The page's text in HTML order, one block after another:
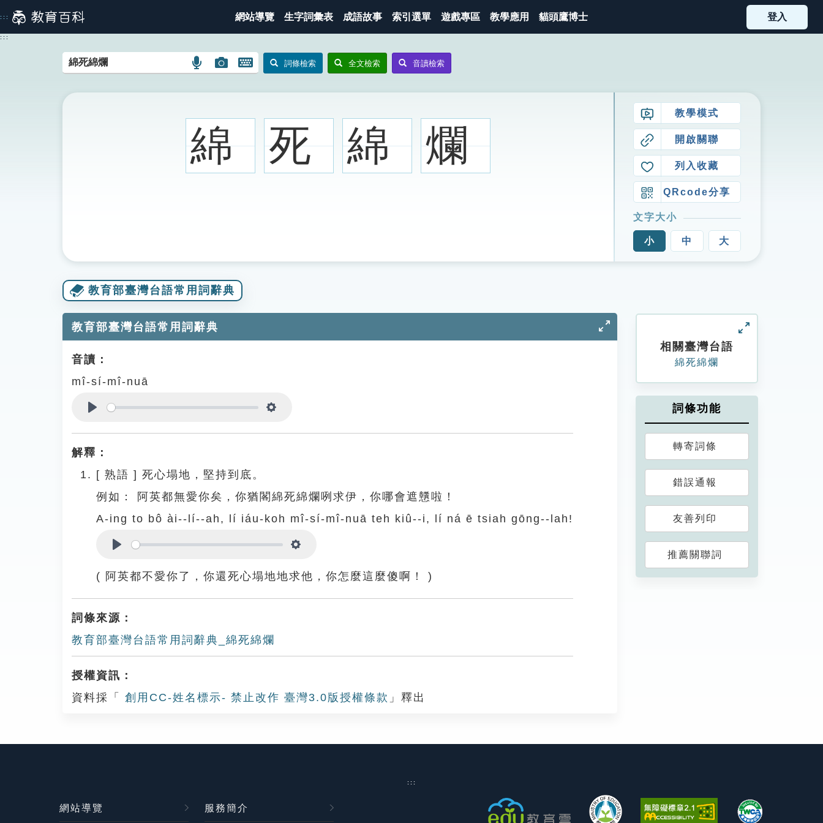
到
主
::: 網站導覽 生字詞彙表 成語故事 索引選單 遊戲專區 教學應用 貓頭鷹博士 登入
:::
語
搜
圖
示
圖
搜
圖
示
開
鍵
圖
詞條檢索 全文檢索 音讀檢索
綿 死 綿 爛
教學模式
開啟關聯
列入收藏
QRcode分享
文字大小
小 中 大
教育部臺灣台語常用詞辭典
教育部臺灣台語常用詞辭典
音讀：
mî-sí-mî-nuā
解釋：
[ 熟語 ] 死心塌地，堅持到底。
例如：
阿英都無愛你矣，你猶閣綿死綿爛咧求伊，你哪會遮戇啦！
A-ing to bô ài--lí--ah, lí iáu-koh mî-sí-mî-nuā teh kiû--i, lí ná ē tsiah gōng--lah!
( 阿英都不愛你了，你還死心塌地地求他，你怎麼這麼傻啊！ )
詞條來源：
教育部臺灣台語常用詞辭典_綿死綿爛
授權資訊：
資料採「
創用CC-姓名標示- 禁止改作 臺灣3.0版授權條款 」釋出
相關臺灣台語
綿死綿爛
詞條功能
轉寄詞條
錯誤通報
友善列印
推薦關聯詞
:::
網站導覽 服務簡介